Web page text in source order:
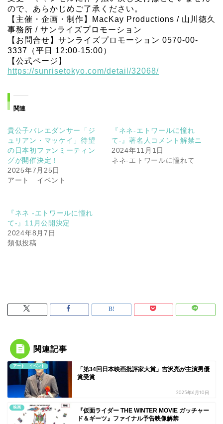
ので、あらかじめご了承ください。
【主催・企画・制作】MacKay Productions / 山川徳久
事務所 / サンライズプロモーション
【お問合せ】サンライズプロモーション 0570-00-
3337（平日 12:00-15:00）
【公式ページ】
https://sunrisetokyo.com/detail/32068/
関連
貴公子バレエダンサー「ジ
ュリアン・マッケイ」待望
の日本初ファンミーティン
グが開催決定！
2025年7月25日
アート イベント
『ネネ-エトワールに憧れ
て-』著名人コメント解禁ニ
2024年11月1日
ネネ-エトワールに憧れて
『ネネ -エトワールに憧れ
て-』11月公開決定
2024年8月7日
類似投稿
関連記事
アート イベント
「第34回日本映画批評家大賞」吉沢亮が主演男優
賞受賞
2025年6月10日
映画
『仮面ライダー THE WINTER MOVIE ガッチャー
ド＆ギーツ』ファイナル予告映像解禁